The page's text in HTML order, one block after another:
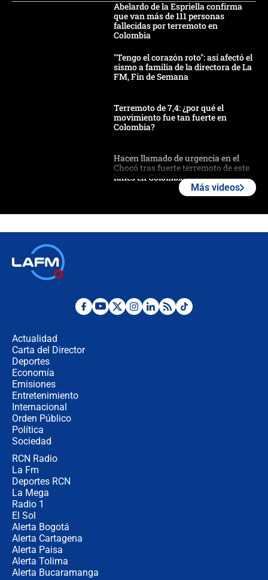
Abelardo de la Espriella confirma
que van más de 111 personas
fallecidas por terremoto en
Colombia
"Tengo el corazón roto": así afectó el
sismo a familia de la directora de La
FM, Fin de Semana
Terremoto de 7,4: ¿por qué el
movimiento fue tan fuerte en
Colombia?
Hacen llamado de urgencia en el
Chocó tras fuerte terremoto de este
lunes en Colombia
Fuerte temblor en Colombia hoy:
Más videos
Actualidad
Carta del Director
Deportes
Economía
Emisiones
Entretenimiento
Internacional
Orden Público
Política
Sociedad
RCN Radio
La Fm
Deportes RCN
La Mega
Radio 1
El Sol
Alerta Bogotá
Alerta Cartagena
Alerta Paisa
Alerta Tolima
Alerta Bucaramanga